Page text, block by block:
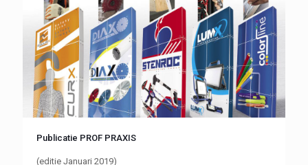
Publicatie PROF PRAXIS
(editie Januari 2019)